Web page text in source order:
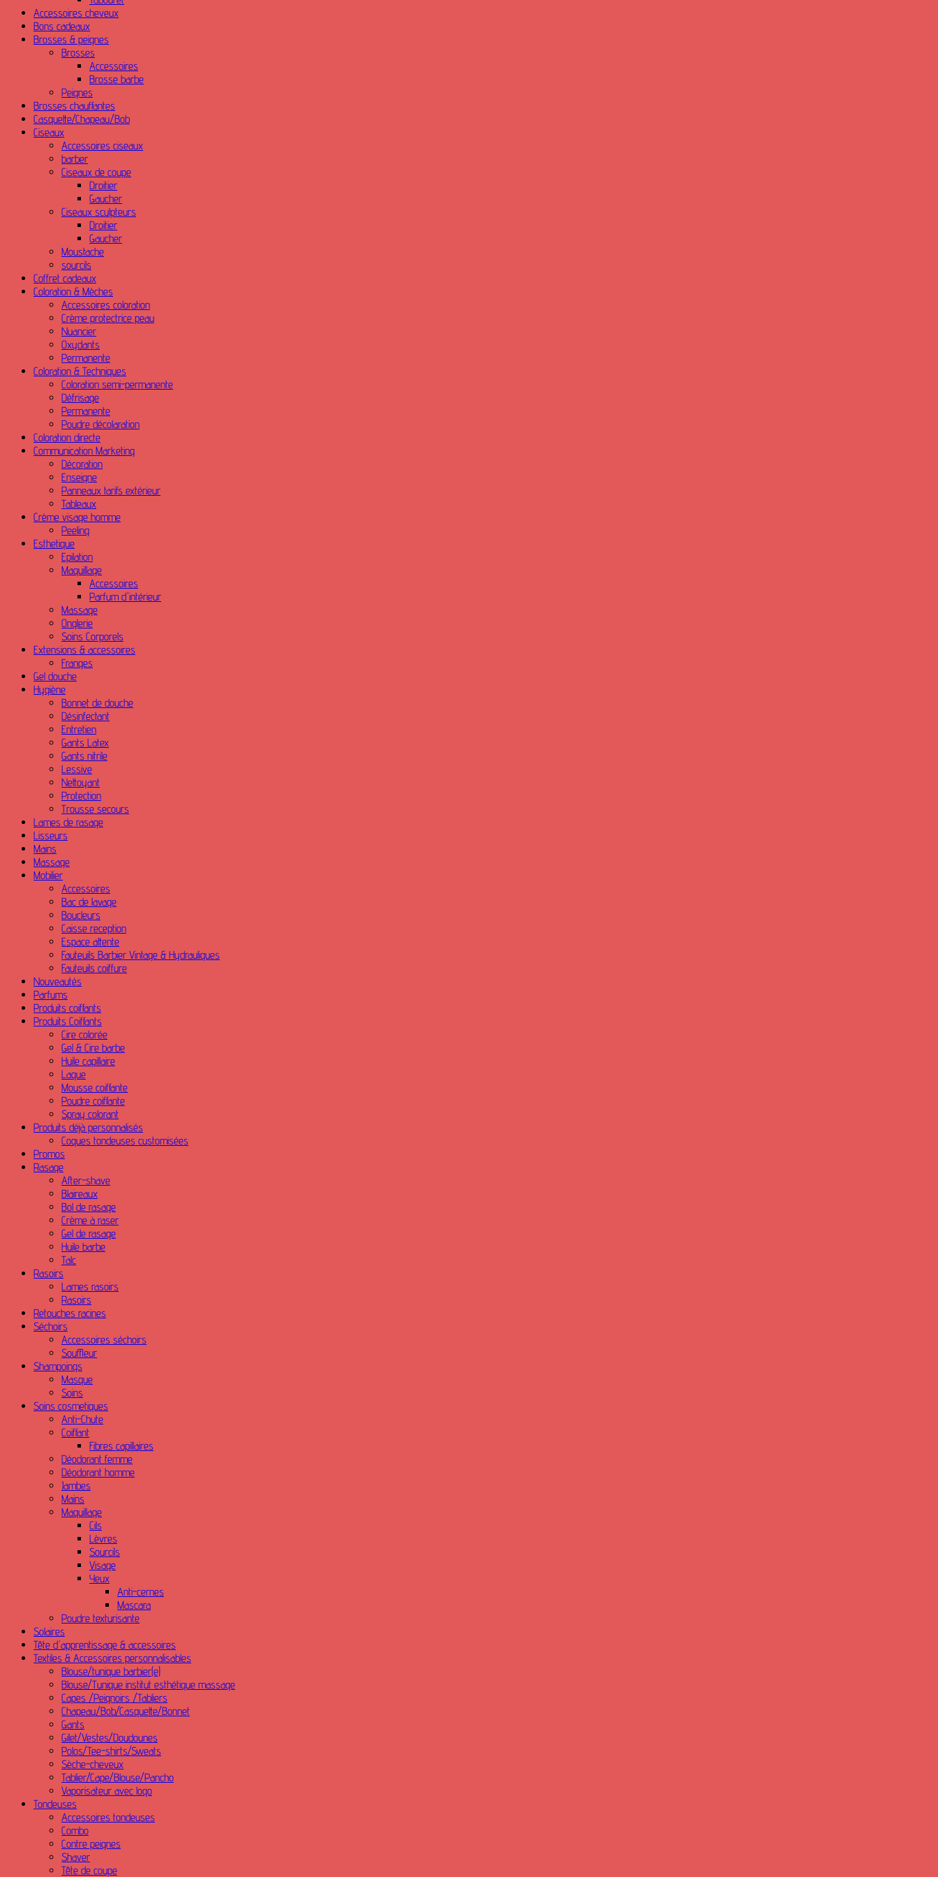
Accessoires cheveux
Bons cadeaux
Brosses & peignes
Brosses
Accessoires
Brosse barbe
Peignes
Brosses chauffantes
Casquette/Chapeau/Bob
Ciseaux
Accessoires ciseaux
barber
Ciseaux de coupe
Droitier
Gaucher
Ciseaux sculpteurs
Droitier
Gaucher
Moustache
sourcils
Coffret cadeaux
Coloration & Mèches
Accessoires coloration
Crème protectrice peau
Nuancier
Oxydants
Permanente
Coloration & Techniques
Coloration semi-permanente
Défrisage
Permanente
Poudre décolaration
Coloration directe
Communication Marketing
Décoration
Enseigne
Panneaux tarifs extérieur
Tableaux
Crème visage homme
Peeling
Esthetique
Epilation
Maquillage
Accessoires
Parfum d'intérieur
Massage
Onglerie
Soins Corporels
Extensions & accessoires
Franges
Gel douche
Hygiène
Bonnet de douche
Désinfectant
Entretien
Gants Latex
Gants nitrile
Lessive
Nettoyant
Protection
Trousse secours
Lames de rasage
Lisseurs
Mains
Massage
Mobilier
Accessoires
Bac de lavage
Boucleurs
Caisse reception
Espace attente
Fauteuils Barbier Vintage & Hydrauliques
Fauteuils coiffure
Nouveautés
Parfums
Produits coiffants
Produits Coiffants
Cire colorée
Gel & Cire barbe
Huile capillaire
Laque
Mousse coiffante
Poudre coiffante
Spray colorant
Produits déjà personnalisés
Coques tondeuses customisées
Promos
Rasage
After-shave
Blaireaux
Bol de rasage
Crème à raser
Gel de rasage
Huile barbe
Talc
Rasoirs
Lames rasoirs
Rasoirs
Retouches racines
Séchoirs
Accessoires séchoirs
Souffleur
Shampoings
Masque
Soins
Soins cosmetiques
Anti-Chute
Coiffant
Fibres capillaires
Déodorant femme
Déodorant homme
Jambes
Mains
Maquillage
Cils
Lèvres
Sourcils
Visage
Yeux
Anti-cernes
Mascara
Poudre texturisante
Solaires
Tête d'apprentissage & accessoires
Textiles & Accessoires personnalisables
Blouse/tunique barbier(e)
Blouse/Tunique institut esthétique massage
Capes /Peignoirs /Tabliers
Chapeau/Bob/Casquette/Bonnet
Gants
Gilet/Vestes/Doudounes
Polos/Tee-shirts/Sweats
Sèche-cheveux
Tablier/Cape/Blouse/Pancho
Vaporisateur avec logo
Tondeuses
Accessoires tondeuses
Combo
Contre peignes
Shaver
Tête de coupe